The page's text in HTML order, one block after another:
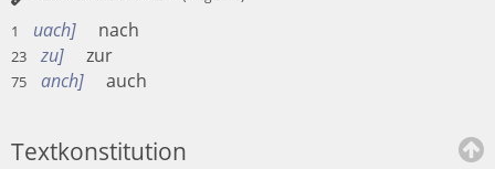
1 uach nach
23 zu zur
75 anch auch
Textkonstitution